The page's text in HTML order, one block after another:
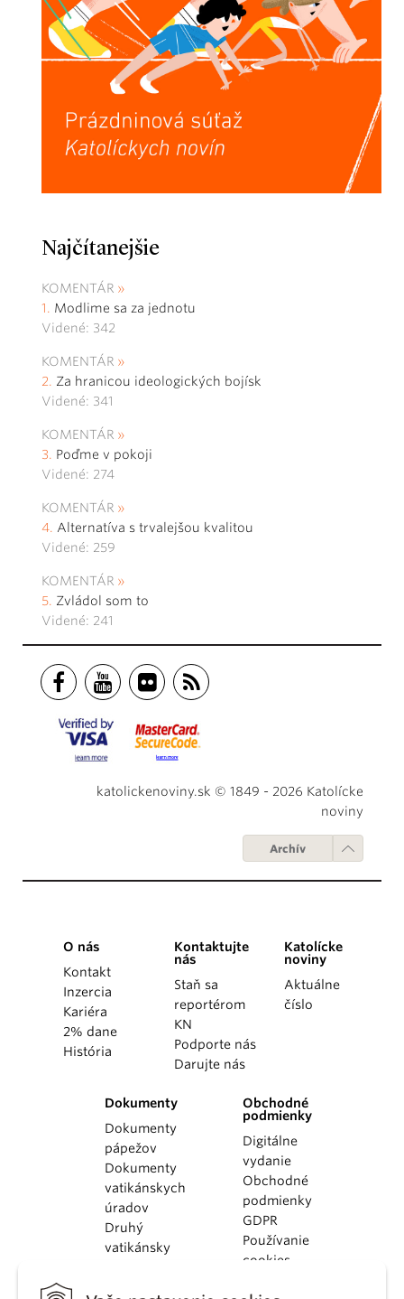
Najčítanejšie
KOMENTÁR
Modlime sa za jednotu
Videné: 342
KOMENTÁR
Za hranicou ideologických bojísk
Videné: 341
KOMENTÁR
Poďme v pokoji
Videné: 274
KOMENTÁR
Alternatíva s trvalejšou kvalitou
Videné: 259
KOMENTÁR
Zvládol som to
Videné: 241
katolickenoviny.sk © 1849 - 2026 Katolícke
noviny
Archív
O nás
Kontakt
Inzercia
Kariéra
2% dane
História
Kontaktujte
nás
Staň sa
reportérom
KN
Podporte nás
Darujte nás
Katolícke
noviny
Aktuálne
číslo
Dokumenty
Dokumenty
pápežov
Dokumenty
vatikánskych
úradov
Druhý
vatikánsky
Obchodné
podmienky
Digitálne
vydanie
Obchodné
podmienky
GDPR
Používanie
cookies